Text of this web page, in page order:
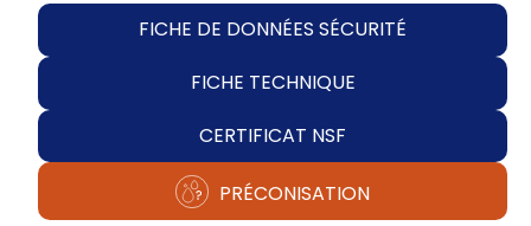
FICHE DE DONNÉES SÉCURITÉ
FICHE TECHNIQUE
CERTIFICAT NSF
PRÉCONISATION